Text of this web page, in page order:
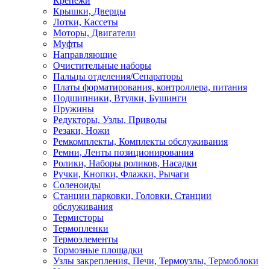
Крышки, Дверцы
Лотки, Кассеты
Моторы, Двигатели
Муфты
Направляющие
Очистительные наборы
Пальцы отделения/Сепараторы
Платы форматирования, контроллера, питания
Подшипники, Втулки, Бушинги
Пружины
Редукторы, Узлы, Приводы
Резаки, Ножи
Ремкомплекты, Комплекты обслуживания
Ремни, Ленты позиционирования
Ролики, Наборы роликов, Насадки
Ручки, Кнопки, Флажки, Рычаги
Соленоиды
Станции парковки, Головки, Станции
обслуживания
Термисторы
Термопленки
Термоэлементы
Тормозные площадки
Узлы закрепления, Печи, Термоузлы, Термоблоки